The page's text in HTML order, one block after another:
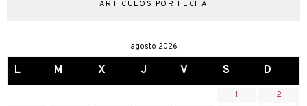
ARTÍCULOS POR FECHA
agosto 2026
L M X J V S D
1
2